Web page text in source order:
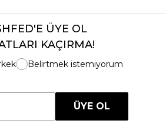
ÜYE OL
KAÇIRMA!
Belirtmek istemiyorum
ÜYE OL